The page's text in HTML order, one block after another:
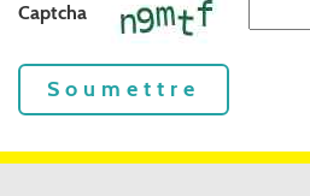
Captcha
Soumettre